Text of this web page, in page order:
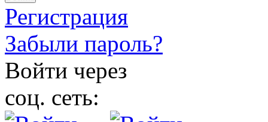
Регистрация
Забыли пароль?
Войти через
соц. сеть: